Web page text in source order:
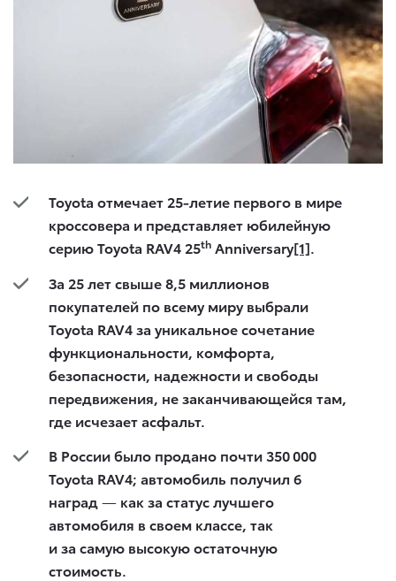
Toyota отмечает 25-летие первого в мире
кроссовера и представляет юбилейную
серию Toyota RAV4 25th Anniversary[1].
За 25 лет свыше 8,5 миллионов
покупателей по всему миру выбрали
Toyota RAV4 за уникальное сочетание
функциональности, комфорта,
безопасности, надежности и свободы
передвижения, не заканчивающейся там,
где исчезает асфальт.
В России было продано почти 350 000
Toyota RAV4; автомобиль получил 6
наград— как за статус лучшего
автомобиля в своем классе, так
и за самую высокую остаточную
стоимость.